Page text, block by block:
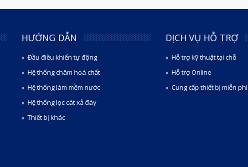
HƯỚNG DẪN
Đầu điều khiển tự động
Hệ thống châm hoá chất
Hệ thống làm mềm nước
Hệ thống lọc cát xả đáy
Thiết bị khác
DỊCH VỤ HỖ TRỢ
Hỗ trợ kỹ thuật tại chỗ
Hỗ trợ Online
Cung cấp thiết bị miễn phí